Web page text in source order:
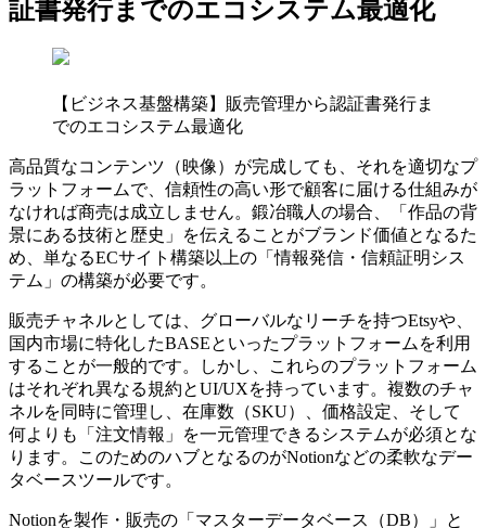
証書発行までのエコシステム最適化
【ビジネス基盤構築】販売管理から認証書発行ま
でのエコシステム最適化
高品質なコンテンツ（映像）が完成しても、それを適切なプ
ラットフォームで、信頼性の高い形で顧客に届ける仕組みが
なければ商売は成立しません。鍛冶職人の場合、「作品の背
景にある技術と歴史」を伝えることがブランド価値となるた
め、単なるECサイト構築以上の「情報発信・信頼証明シス
テム」の構築が必要です。
販売チャネルとしては、グローバルなリーチを持つEtsyや、
国内市場に特化したBASEといったプラットフォームを利用
することが一般的です。しかし、これらのプラットフォーム
はそれぞれ異なる規約とUI/UXを持っています。複数のチャ
ネルを同時に管理し、在庫数（SKU）、価格設定、そして
何よりも「注文情報」を一元管理できるシステムが必須とな
ります。このためのハブとなるのがNotionなどの柔軟なデー
タベースツールです。
Notionを製作・販売の「マスターデータベース（DB）」と